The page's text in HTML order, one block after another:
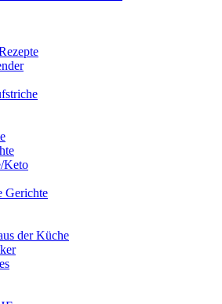
Keto
Gerichte
der Küche